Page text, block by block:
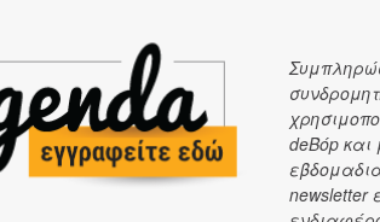
deBόp
newsletter